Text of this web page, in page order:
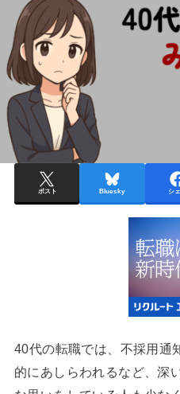
ポスト Bluesky シ
40代の転職では、不採用通
的にあしらわれるなど、深